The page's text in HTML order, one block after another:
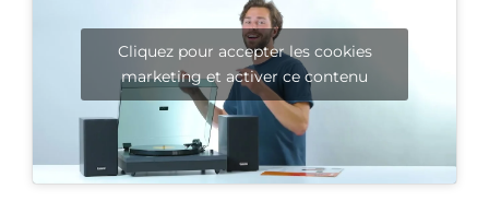
Cliquez pour accepter les cookies
marketing et activer ce contenu